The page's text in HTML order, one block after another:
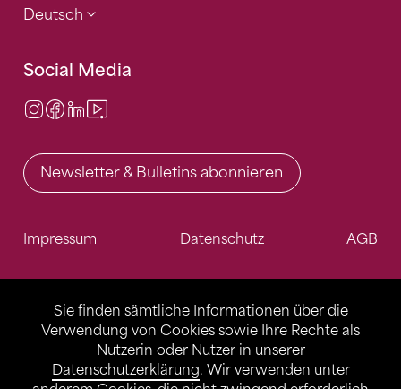
Sie finden sämtliche Informationen über die
Verwendung von Cookies sowie Ihre Rechte als
Nutzerin oder Nutzer in unserer
Datenschutzerklärung. Wir verwenden unter
Deutsch
Social Media
Instagram
Facebook
LinkedIn
Newsletter & Bulletins abonnieren
Impressum Datenschutz AGB